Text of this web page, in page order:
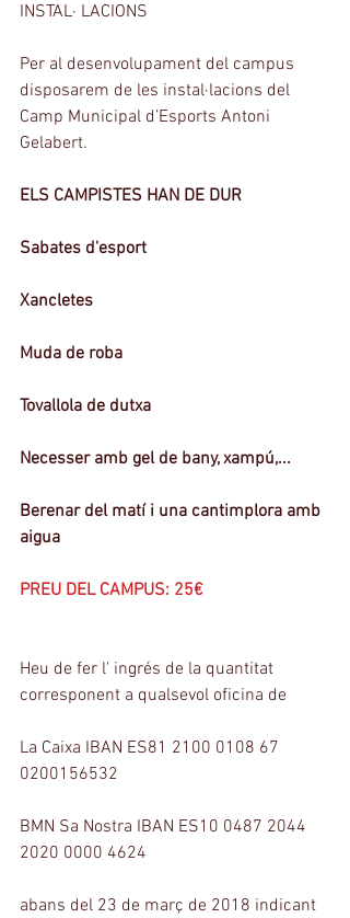
INSTAL· LACIONS
Per al desenvolupament del campus
disposarem de les instal·lacions del
Camp Municipal d’Esports Antoni
Gelabert.
ELS CAMPISTES HAN DE DUR
Sabates d'esport
Xancletes
Muda de roba
Tovallola de dutxa
Necesser amb gel de bany, xampú,...
Berenar del matí i una cantimplora amb
aigua
PREU DEL CAMPUS: 25€
Heu de fer l' ingrés de la quantitat
corresponent a qualsevol oficina de
La Caixa IBAN ES81 2100 0108 67
0200156532
BMN Sa Nostra IBAN ES10 0487 2044
2020 0000 4624
abans del 23 de març de 2018 indicant